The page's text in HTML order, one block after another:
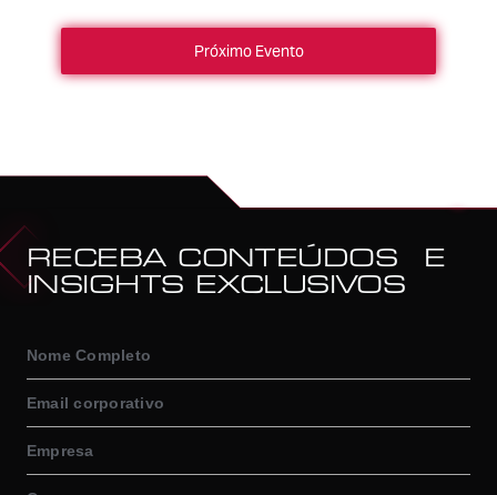
Próximo Evento
RECEBA CONTEÚDOS E
INSIGHTS EXCLUSIVOS